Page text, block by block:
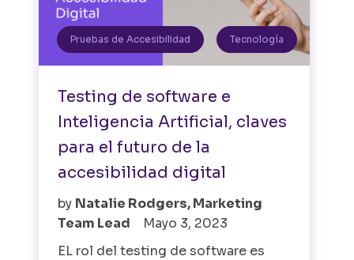
Pruebas de Accesibilidad Tecnología
Testing de software e
Inteligencia Artificial, claves
para el futuro de la
accesibilidad digital
by Natalie Rodgers, Marketing
Team Lead
Mayo 3, 2023
EL rol del testing de software es